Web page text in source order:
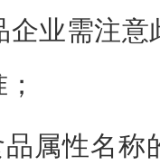
企业需注
性名称